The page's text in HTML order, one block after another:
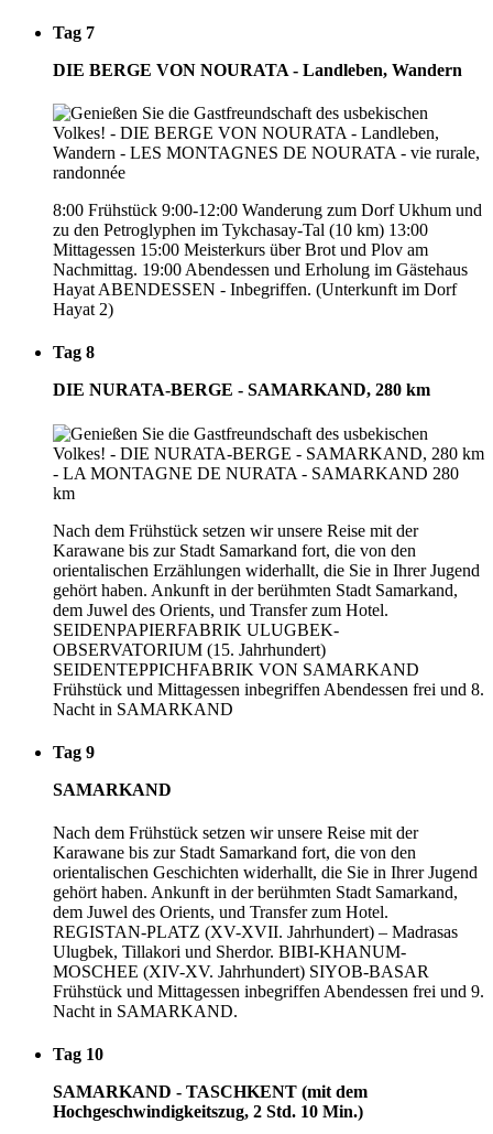
Tag 7
DIE BERGE VON NOURATA - Landleben, Wandern
8:00 Frühstück 9:00-12:00 Wanderung zum Dorf Ukhum und
zu den Petroglyphen im Tykchasay-Tal (10 km) 13:00
Mittagessen 15:00 Meisterkurs über Brot und Plov am
Nachmittag. 19:00 Abendessen und Erholung im Gästehaus
Hayat ABENDESSEN - Inbegriffen. (Unterkunft im Dorf
Hayat 2)
Tag 8
DIE NURATA-BERGE - SAMARKAND, 280 km
Nach dem Frühstück setzen wir unsere Reise mit der
Karawane bis zur Stadt Samarkand fort, die von den
orientalischen Erzählungen widerhallt, die Sie in Ihrer Jugend
gehört haben. Ankunft in der berühmten Stadt Samarkand,
dem Juwel des Orients, und Transfer zum Hotel.
SEIDENPAPIERFABRIK ULUGBEK-
OBSERVATORIUM (15. Jahrhundert)
SEIDENTEPPICHFABRIK VON SAMARKAND
Frühstück und Mittagessen inbegriffen Abendessen frei und 8.
Nacht in SAMARKAND
Tag 9
SAMARKAND
Nach dem Frühstück setzen wir unsere Reise mit der
Karawane bis zur Stadt Samarkand fort, die von den
orientalischen Geschichten widerhallt, die Sie in Ihrer Jugend
gehört haben. Ankunft in der berühmten Stadt Samarkand,
dem Juwel des Orients, und Transfer zum Hotel.
REGISTAN-PLATZ (XV-XVII. Jahrhundert) – Madrasas
Ulugbek, Tillakori und Sherdor. BIBI-KHANUM-
MOSCHEE (XIV-XV. Jahrhundert) SIYOB-BASAR
Frühstück und Mittagessen inbegriffen Abendessen frei und 9.
Nacht in SAMARKAND.
Tag 10
SAMARKAND - TASCHKENT (mit dem
Hochgeschwindigkeitszug, 2 Std. 10 Min.)